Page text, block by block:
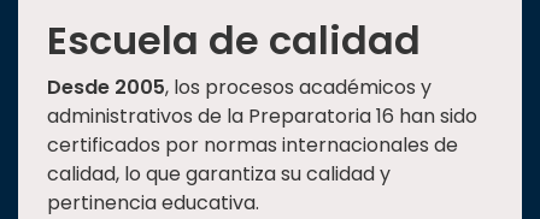
Escuela de calidad
Desde 2005, los procesos académicos y
administrativos de la Preparatoria 16 han sido
certificados por normas internacionales de
calidad, lo que garantiza su calidad y
pertinencia educativa.